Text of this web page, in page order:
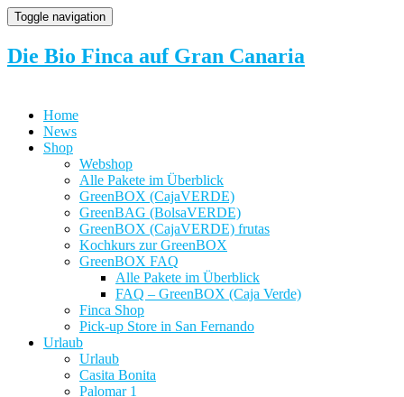
Toggle navigation
Die Bio Finca auf Gran Canaria
Home
News
Shop
Webshop
Alle Pakete im Überblick
GreenBOX (CajaVERDE)
GreenBAG (BolsaVERDE)
GreenBOX (CajaVERDE) frutas
Kochkurs zur GreenBOX
GreenBOX FAQ
Alle Pakete im Überblick
FAQ – GreenBOX (Caja Verde)
Finca Shop
Pick-up Store in San Fernando
Urlaub
Urlaub
Casita Bonita
Palomar 1